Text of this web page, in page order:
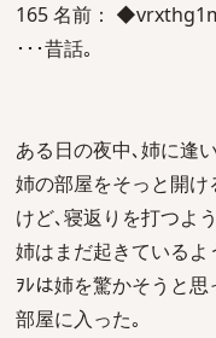
165 名前：
･･･昔話｡
ある日の夜中､姉に逢
姉の部屋をそっと開け
けど､寝返りを打つよ
姉はまだ起きているよ
ｦﾚは姉を驚かそうと
部屋に入った｡